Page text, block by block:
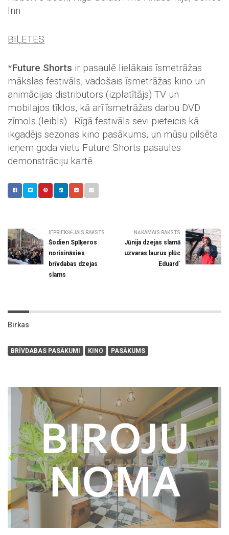
Inn
BIĻETES
*Future Shorts ir pasaulē lielākais īsmetrāžas
mākslas festivāls, vadošais īsmetrāžas kino un
animācijas distributors (izplatītājs) TV un
mobilajos tīklos, kā arī īsmetrāžas darbu DVD
zīmols (leibls). Rīgā festivāls sevi pieteicis kā
ikgadējs sezonas kino pasākums, un mūsu pilsēta
ieņem goda vietu Future Shorts pasaules
demonstrāciju kartē.
IEPRIEKŠĒJAIS RAKSTS
Šodien Spīķeros
norisināsies
brīvdabas dzejas
slams
NĀKAMAIS RAKSTS
Jūnija dzejas slamā
uzvaras laurus plūc
Eduard`
Birkas
BRĪVDABAS PASĀKUMI KINO PASĀKUMS